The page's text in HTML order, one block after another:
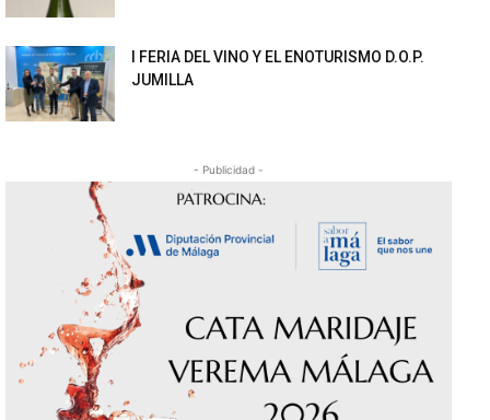
I FERIA DEL VINO Y EL ENOTURISMO D.O.P.
JUMILLA
- Publicidad -